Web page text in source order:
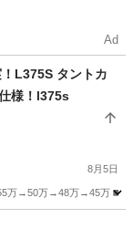
Ad
L375S タントカ
様！l375s
8月5日
万→50万→48万→45万